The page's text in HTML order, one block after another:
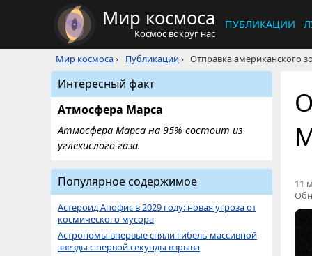
Мир космоса
Космос вокруг нас
ПУБЛИКАЦИИ
Мир космоса› Публикации› Отправка американского
11
Интересный факт
Атмосфера Марса
Атмосфера Марса на 95% состоит из
углекислого газа.
Популярное содержимое
Астероид Апофис в 2029 году: новая угроза от
космического мусора
Астрономы впервые сняли гибель массивной
звезды с первой секунды взрыва